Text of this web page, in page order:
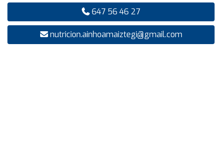
647 56 46 27
nutricion.ainhoamaiztegi@gmail.com